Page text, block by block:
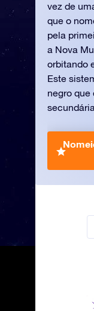
vez de
que o
pela
a Nova
orbitando
Este
negro que